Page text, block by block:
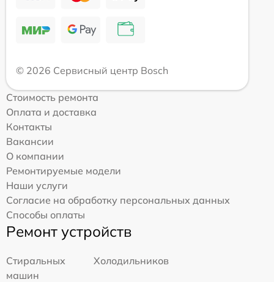
© 2026 Сервисный центр Bosch
Стоимость ремонта
Оплата и доставка
Контакты
Вакансии
О компании
Ремонтируемые модели
Наши услуги
Согласие на обработку персональных данных
Способы оплаты
Ремонт устройств
Стиральных
машин
Холодильников